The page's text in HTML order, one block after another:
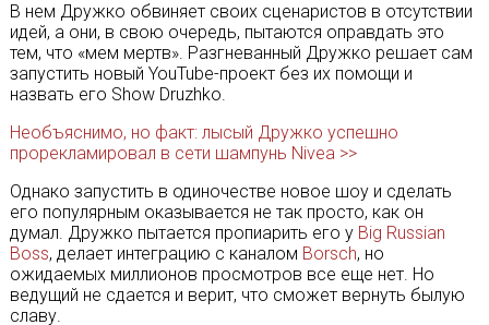
В нем Дружко обвиняет своих сценаристов в отсутствии
идей, а они, в свою очередь, пытаются оправдать это
тем, что «мем мертв». Разгневанный Дружко решает сам
запустить новый YouTube-проект без их помощи и
назвать его Show Druzhko.
Необъяснимо, но факт: лысый Дружко успешно
прорекламировал в сети шампунь Nivea >>
Однако запустить в одиночестве новое шоу и сделать
его популярным оказывается не так просто, как он
думал. Дружко пытается пропиарить его у Big Russian
Boss, делает интеграцию с каналом Borsch, но
ожидаемых миллионов просмотров все еще нет. Но
ведущий не сдается и верит, что сможет вернуть былую
славу.